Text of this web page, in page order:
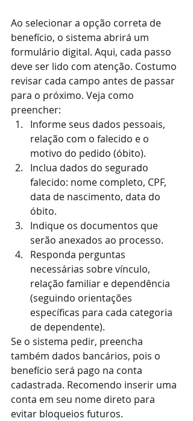
Ao selecionar a opção correta de
benefício, o sistema abrirá um
formulário digital. Aqui, cada passo
deve ser lido com atenção. Costumo
revisar cada campo antes de passar
para o próximo. Veja como
preencher:
Informe seus dados pessoais,
relação com o falecido e o
motivo do pedido (óbito).
Inclua dados do segurado
falecido: nome completo, CPF,
data de nascimento, data do
óbito.
Indique os documentos que
serão anexados ao processo.
Responda perguntas
necessárias sobre vínculo,
relação familiar e dependência
(seguindo orientações
específicas para cada categoria
de dependente).
Se o sistema pedir, preencha
também dados bancários, pois o
benefício será pago na conta
cadastrada. Recomendo inserir uma
conta em seu nome direto para
evitar bloqueios futuros.